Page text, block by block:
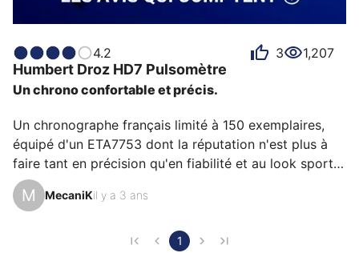
4.2 3 1,207
Humbert Droz HD7 Pulsomètre
Un chrono confortable et précis.
Un chronographe français limité à 150 exemplaires,
équipé d'un ETA7753 dont la réputation n'est plus à
faire tant en précision qu'en fiabilité et au look sportif
à souhait avec un format coussin, c'était une
proposition plus qu'intéressante de la part de la
chronographes nous offrent la fonction tachymètre,
M MecaniKil y a 3 ans
1